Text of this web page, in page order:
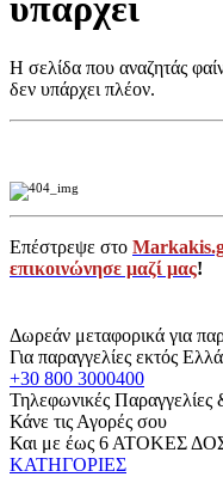
υπάρχει
Η σελίδα που αναζητάς
δεν υπάρχει πλέον.
Επέστρεψε στο
επικοινώνησε μαζί μας!
Δωρεάν μεταφορικά για
Για παραγγελίες εκτός
+30 800 3000400
Τηλεφωνικές
Κάνε τις Αγορές σου
Και με έως 6 ΑΤΟΚΕΣ
ΚΑΤΗΓΟΡΙΕΣ